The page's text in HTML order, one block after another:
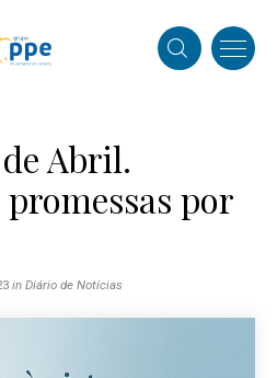
Abril.
por
in Diário de Notícias